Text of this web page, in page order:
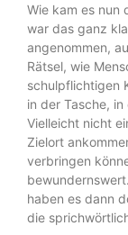
Wie kam es nun
war das ganz
angenommen,
Rätsel, wie
schulpflichtigen
in der Tasche,
Vielleicht nicht
Zielort
verbringen
haben es dann
die